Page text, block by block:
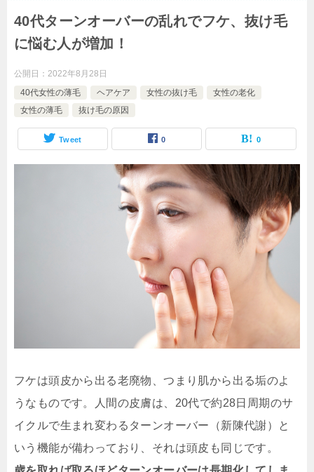
40代ターンオーバーの乱れでフケ、抜け毛
に悩む人が増加！
公開日： 2022年8月28日
40代女性の薄毛
ヘアケア 女性の抜け毛
女性の老化
女性の薄毛
抜け毛の原因
Tweet 0 0
フケは頭皮から出る老廃物、つまり肌から出る垢のよ
うなものです。人間の皮膚は、20代で約28日周期のサ
イクルで生まれ変わるターンオーバー（新陳代謝）と
いう機能が備わっており、それは頭皮も同じです。